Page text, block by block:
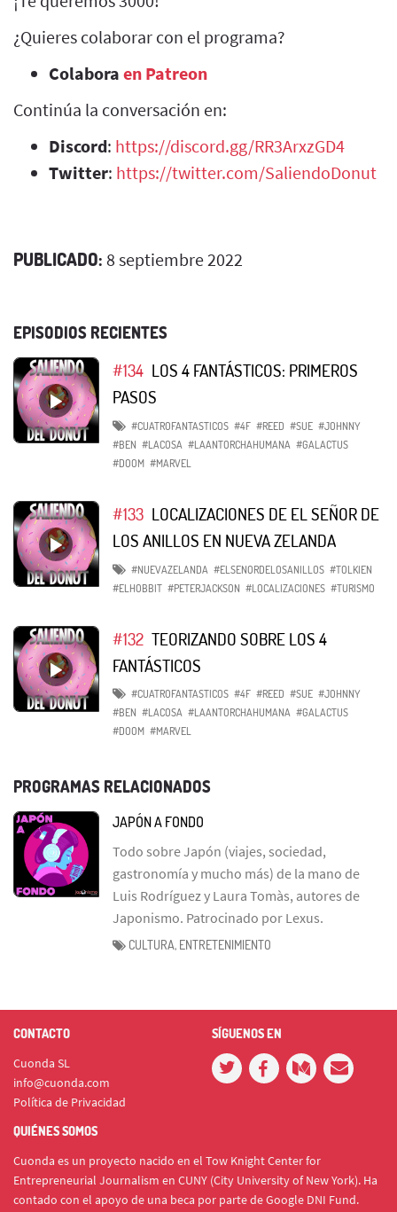
¿Quieres colaborar con el programa?
Colabora en Patreon
Continúa la conversación en:
Discord: https://discord.gg/RR3ArxzGD4
Twitter: https://twitter.com/SaliendoDonut
PUBLICADO: 8 septiembre 2022
EPISODIOS RECIENTES
#134 LOS 4 FANTÁSTICOS: PRIMEROS
PASOS
#CUATROFANTASTICOS #4F #REED #SUE #JOHNNY
#BEN #LACOSA #LAANTORCHAHUMANA #GALACTUS
#DOOM #MARVEL
#133 LOCALIZACIONES DE EL SEÑOR DE
LOS ANILLOS EN NUEVA ZELANDA
#NUEVAZELANDA #ELSENORDELOSANILLOS #TOLKIEN
#ELHOBBIT #PETERJACKSON #LOCALIZACIONES #TURISMO
#132 TEORIZANDO SOBRE LOS 4
FANTÁSTICOS
#CUATROFANTASTICOS #4F #REED #SUE #JOHNNY
#BEN #LACOSA #LAANTORCHAHUMANA #GALACTUS
#DOOM #MARVEL
PROGRAMAS RELACIONADOS
JAPÓN A FONDO
Todo sobre Japón (viajes, sociedad,
gastronomía y mucho más) de la mano de
Luis Rodríguez y Laura Tomàs, autores de
Japonismo. Patrocinado por Lexus.
CULTURA, ENTRETENIMIENTO
CONTACTO
Cuonda SL
info@cuonda.com
Política de Privacidad
SÍGUENOS EN
QUIÉNES SOMOS
Cuonda es un proyecto nacido en el Tow Knight Center for
Entrepreneurial Journalism en CUNY (City University of New York). Ha
contado con el apoyo de una beca por parte de Google DNI Fund.